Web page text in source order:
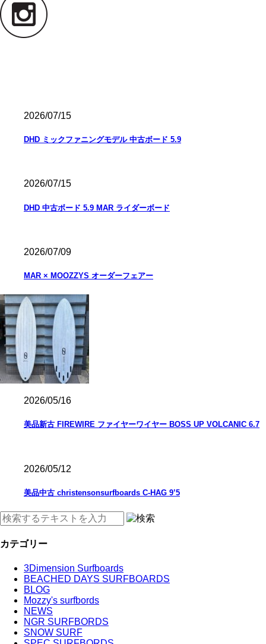
2026/07/15
DHD ミックファニングモデル 中古ボード 5.9
2026/07/15
DHD 中古ボード 5.9 MAR ライダーボード
2026/07/09
MAR × MOOZZYS オーダーフェアー
2026/05/16
美品新古 FIREWIRE ファイヤーワイヤー BOSS UP VOLCANIC 6.7
2026/05/12
美品中古 christensonsurfboards C-HAG 9’5
カテゴリー
3Dimension Surfboards
BEACHED DAYS SURFBOARDS
BLOG
Mozzy's surfbords
NEWS
NGR SURFBORDS
SNOW SURF